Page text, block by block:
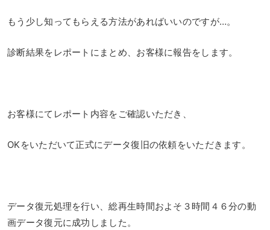
もう少し知ってもらえる方法があればいいのですが…。
診断結果をレポートにまとめ、お客様に報告をします。
お客様にてレポート内容をご確認いただき、
OKをいただいて正式にデータ復旧の依頼をいただきます。
データ復元処理を行い、総再生時間およそ３時間４６分の動
画データ復元に成功しました。